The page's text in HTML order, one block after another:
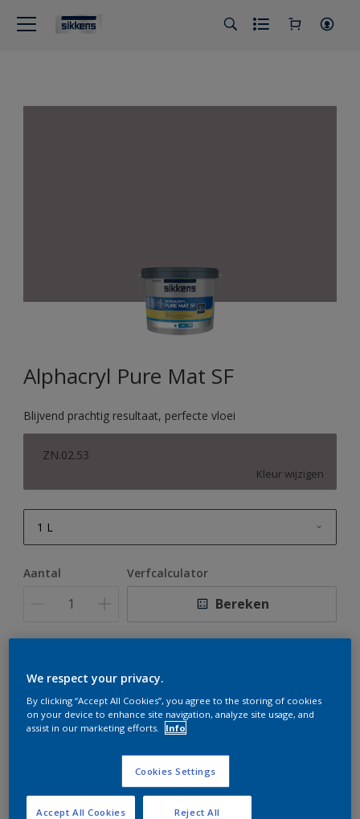
Alphacryl Pure Mat SF
Blijvend prachtig resultaat, perfecte vloei
ZN.02.53
Kleur wijzigen
1 L
Aantal Verfcalculator
Bereken
te bestellen. Houd de website in de gaten, we werken
er hard aan om de voorraad aan te vullen.
Boodschappenlijst
We respect your privacy.
By clicking “Accept All Cookies”, you agree to the storing of cookies
on your device to enhance site navigation, analyze site usage, and
assist in our marketing efforts.
Info
Cookies Settings
Reject All
Accept All Cookies